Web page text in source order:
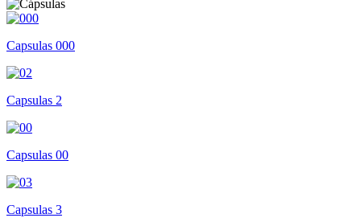
Capsulas 000
Capsulas 2
Capsulas 00
Capsulas 3